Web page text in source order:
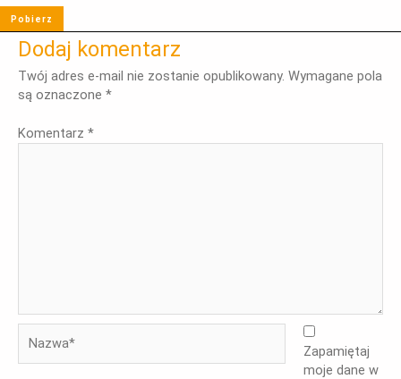
Pobierz
Dodaj komentarz
Twój adres e-mail nie zostanie opublikowany. Wymagane pola
są oznaczone *
Komentarz *
Zapamiętaj
moje dane w